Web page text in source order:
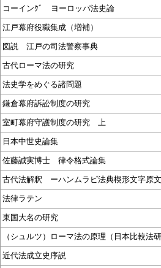
コーインｸﾞ ヨーロッパ法史論
江戸幕府役職集成（増補）
図説 江戸の司法警察事典
古代ローマ法の研究
法史学をめぐる諸問題
鎌倉幕府訴訟制度の研究
室町幕府守護制度の研究 上
日本中世史論集
佐藤誠実博士 律令格式論集
古代法解釈 ーハンムラピ法典楔形文字原
法律ラテン
東国大名の研究
（シュルツ）ローマ法の原理（日本比較法
近代法成立史序説